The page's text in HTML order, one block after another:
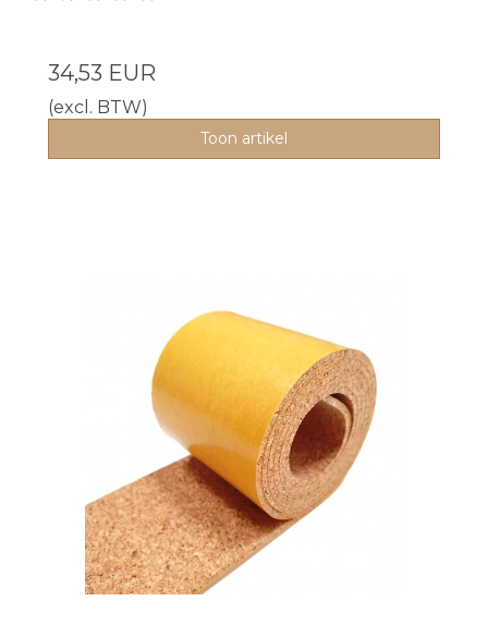
34,53 EUR
(excl. BTW)
Toon artikel